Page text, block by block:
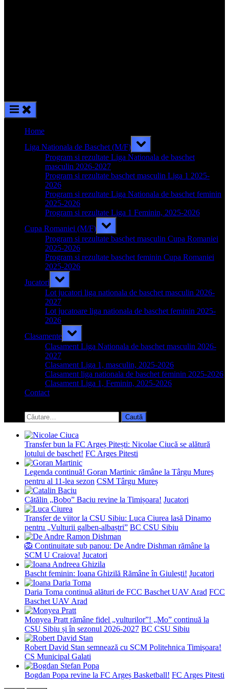
Home
Liga Nationala de Baschet (M/F)
Toggle
sub-
menu
Program si rezultate Liga Nationala de baschet
masculin 2026-2027
Program si rezultate baschet masculin Liga 1 2025-
2026
Program si rezultate Liga Nationala de baschet feminin
2025-2026
Program si rezultate Liga 1 Feminin, 2025-2026
Cupa Romaniei (M/F)
Toggle
sub-
menu
Program si rezultate baschet masculin Cupa Romaniei
2025-2026
Program si rezultate baschet feminin Cupa Romaniei
2025-2026
Jucatori
Toggle
sub-
menu
Lot jucatori liga nationala de baschet masculin 2026-
2027
Lot jucatoare liga nationala de baschet feminin 2025-
2026
Clasamente
Toggle
sub-
menu
Clasament Liga Nationala de baschet masculin 2026-
2027
Clasament Liga 1, masculin, 2025-2026
Clasament liga nationala de baschet feminin 2025-2026
Clasament Liga 1, Feminin, 2025-2026
Contact
search
form
Caută
după:
Transfer bun la FC Argeș Pitești: Nicolae Ciucă se alătură
lotului de baschet! FC Arges Pitesti
Legenda continuă! Goran Martinic rămâne la Târgu Mureș
pentru al 11-lea sezon CSM Târgu Mureș
Cătălin „Bobo” Baciu revine la Timișoara! Jucatori
Transfer de viitor la CSU Sibiu: Luca Ciurea lasă Dinamo
pentru „Vulturii galben-albaștri” BC CSU Sibiu
🦁 Continuitate sub panou: De Andre Dishman rămâne la
SCM U Craiova! Jucatori
Bascht feminin: Ioana Ghizilă Rămâne în Giulești! Jucatori
Daria Toma continuă alături de FCC Baschet UAV Arad FCC
Baschet UAV Arad
Monyea Pratt rămâne fidel „vulturilor”! „Mo” continuă la
CSU Sibiu și în sezonul 2026-2027 BC CSU Sibiu
Robert David Stan semnează cu SCM Politehnica Timișoara!
CS Municipal Galati
Bogdan Popa revine la FC Argeș Basketball! FC Arges Pitesti